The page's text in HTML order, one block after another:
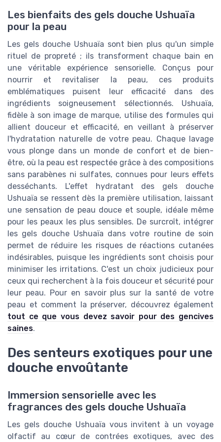
Les bienfaits des gels douche Ushuaïa
pour la peau
Les gels douche Ushuaïa sont bien plus qu'un simple
rituel de propreté ; ils transforment chaque bain en
une véritable expérience sensorielle. Conçus pour
nourrir et revitaliser la peau, ces produits
emblématiques puisent leur efficacité dans des
ingrédients soigneusement sélectionnés. Ushuaïa,
fidèle à son image de marque, utilise des formules qui
allient douceur et efficacité, en veillant à préserver
l'hydratation naturelle de votre peau. Chaque lavage
vous plonge dans un monde de confort et de bien-
être, où la peau est respectée grâce à des compositions
sans parabènes ni sulfates, connues pour leurs effets
desséchants. L'effet hydratant des gels douche
Ushuaïa se ressent dès la première utilisation, laissant
une sensation de peau douce et souple, idéale même
pour les peaux les plus sensibles. De surcroît, intégrer
les gels douche Ushuaïa dans votre routine de soin
permet de réduire les risques de réactions cutanées
indésirables, puisque les ingrédients sont choisis pour
minimiser les irritations. C'est un choix judicieux pour
ceux qui recherchent à la fois douceur et sécurité pour
leur peau. Pour en savoir plus sur la santé de votre
peau et comment la préserver, découvrez également
tout ce que vous devez savoir pour des gencives
saines.
Des senteurs exotiques pour une
douche envoûtante
Immersion sensorielle avec les
fragrances des gels douche Ushuaïa
Les gels douche Ushuaïa vous invitent à un voyage
olfactif au cœur de contrées exotiques, avec des